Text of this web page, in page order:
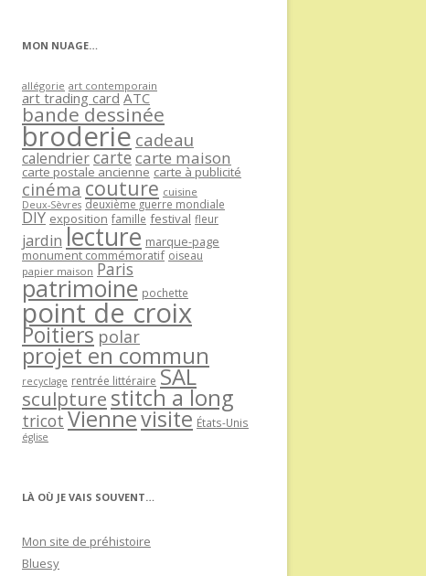
MON NUAGE…
allégorie art contemporain
art trading card ATC
bande dessinée
broderie cadeau
calendriercartecarte maison
carte postale ancienne carte à publicité
cinéma couture cuisine
Deux-Sèvres deuxième guerre mondiale
DIY exposition famille festival fleur
jardin lecture marque-page
monument commémoratif oiseau
papier maison Paris
patrimoine pochette
point de croix
Poitiers polar
projet en commun
recyclage rentrée littéraire SAL
sculpture stitch a long
tricot Viennevisite États-Unis
église
LÀ OÙ JE VAIS SOUVENT…
Mon site de préhistoire
Bluesy